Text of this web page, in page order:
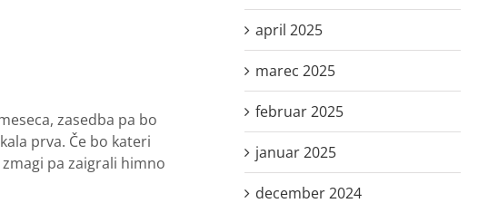
zasedba pa bo
prva. Če bo kateri
pa zaigrali himno
april 2025
marec 2025
februar 2025
januar 2025
december 2024